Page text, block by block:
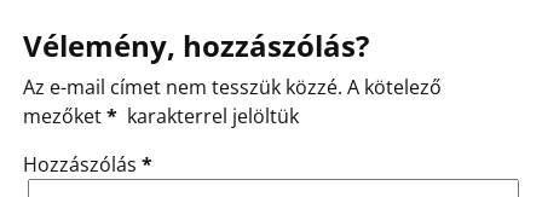
Vélemény, hozzászólás?
Az e-mail címet nem tesszük közzé. A kötelező
mezőket* karakterrel jelöltük
Hozzászólás *